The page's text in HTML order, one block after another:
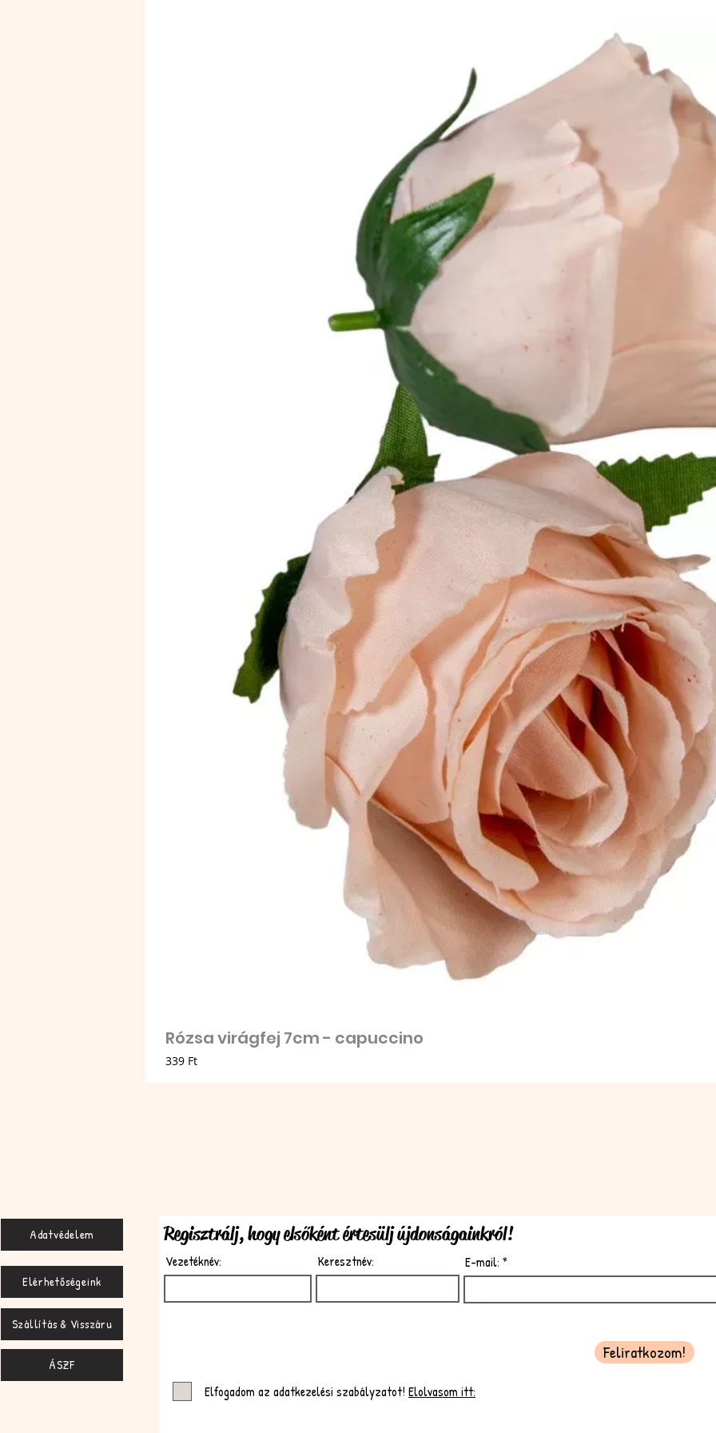
Rózsa virágfej 7cm - capuccino
Ár
339 Ft
Adatvédelem
Elérhetőségeink
Szállítás & Visszáru
ÁSZF
Regisztrálj, hogy elsőként értesülj újdonságainkról!
Vezetéknév: Keresztnév: E-mail:
Feliratkozom!
Elfogadom az adatkezelési szabályzatot! Elolvasom itt: